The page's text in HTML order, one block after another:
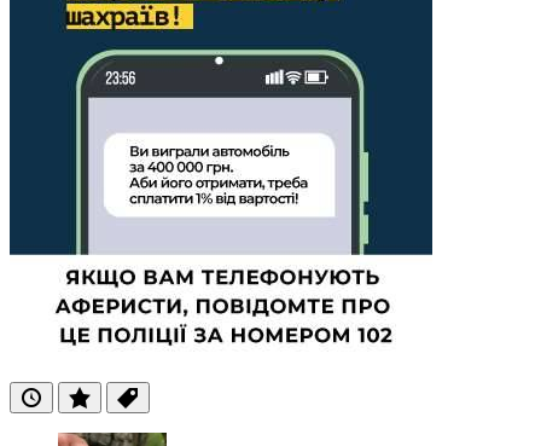
ОстанніПопулярні
Теги